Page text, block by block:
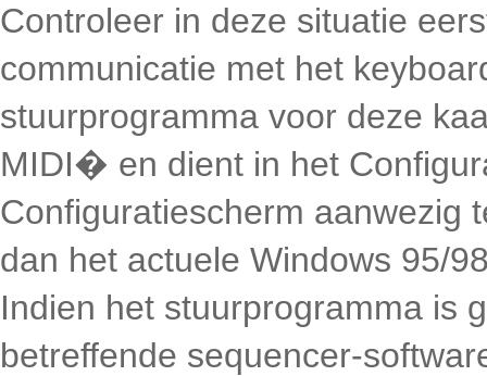
Controleer in deze situatie
communicatie met het
stuurprogramma voor deze
MIDI� en dient in het
Configuratiescherm aanwezig
dan het actuele Windows 95/
Indien het stuurprogramma is
betreffende sequencer-